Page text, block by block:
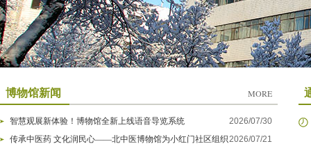
MORE
博物馆新闻
2026/07/30
智慧观展新体验！博物馆全新上线语音导览系统
2026/07/21
传承中医药 文化润民心——北中医博物馆为小红门社区组织